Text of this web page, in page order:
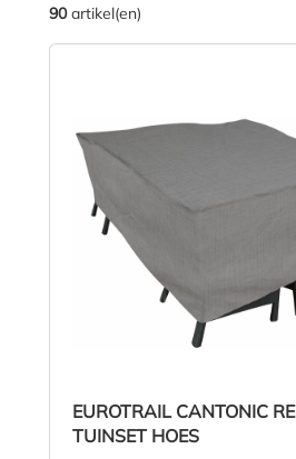
90artikel(en)
EUROTRAIL CANTONIC
TUINSET HOES